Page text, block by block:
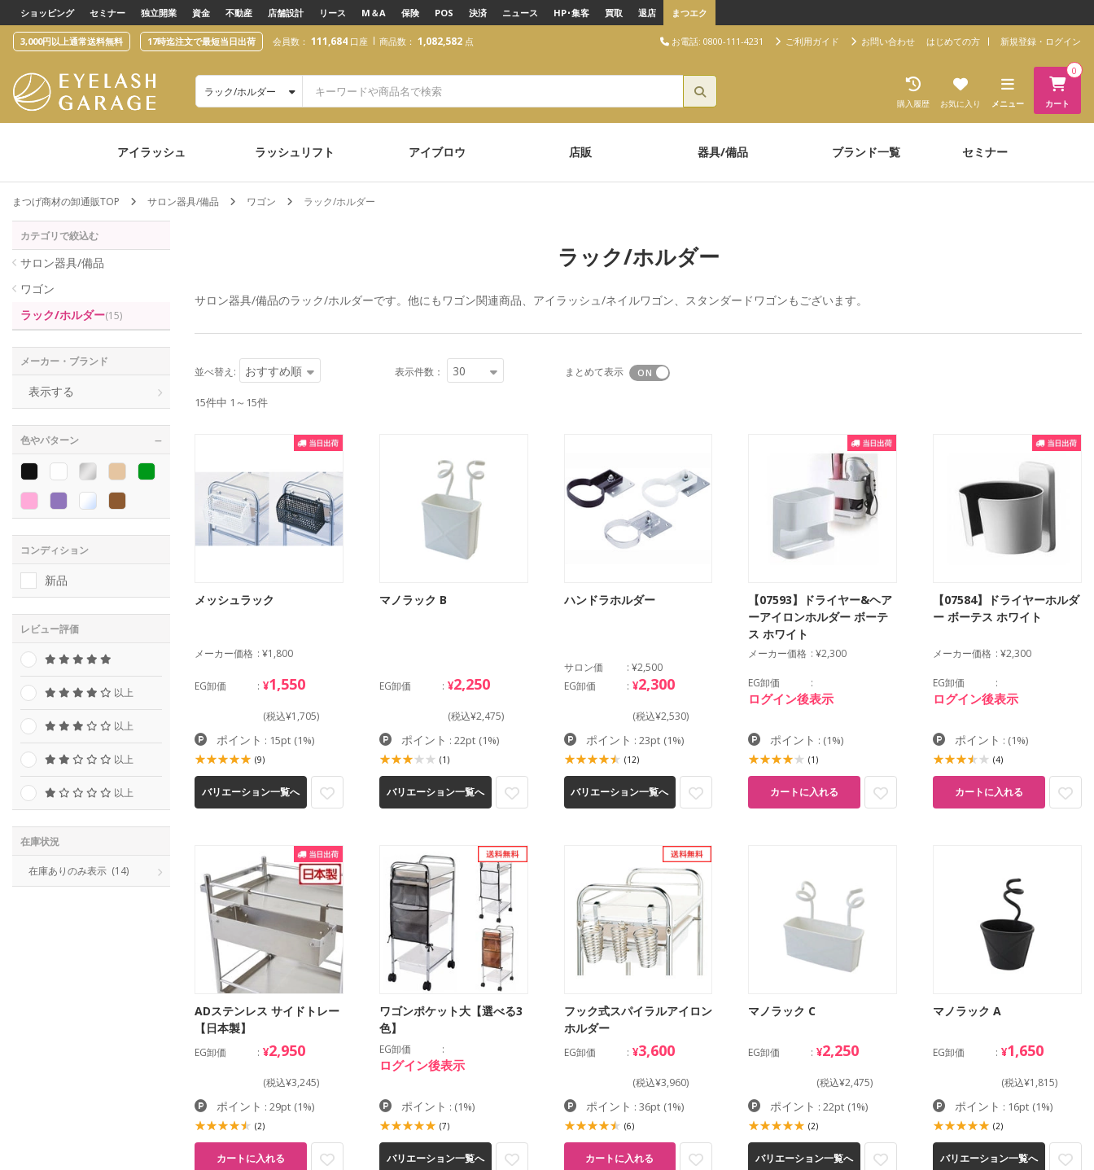
text.skipToContent
text.skipToNavigation
ショッピング セミナー 独立開業 資金 不動産 店舗設計 リース M＆A 保険 POS 決済 ニュース HP･集客 買取 退店 まつエク
3,000円以上通常送料無料 17時迄注文で最短当日出荷 会員数： 111,684 口座 商品数： 1,082,582 点 お電話: 0800-111-4231 ご利用ガイド お問い合わせ はじめての方 新規登録・ログイン
カート
0
メニュー
お気に入り
購入履歴
ラック/ホルダー
アイラッシュ ラッシュリフト アイブロウ 店販 器具/備品 ブランド一覧 セミナー
まつげ商材の卸通販TOP サロン器具/備品 ワゴン ラック/ホルダー
カテゴリで絞込む
サロン器具/備品
ワゴン
ラック/ホルダー(15)
メーカー・ブランド
表示する
色やパターン
コンディション
新品
レビュー評価
以上
以上
以上
以上
在庫状況
在庫ありのみ表示 (14)
ラック/ホルダー
サロン器具/備品のラック/ホルダーです。他にも ワゴン関連商品、 アイラッシュ/ネイルワゴン、 スタンダードワゴンもございます。
並べ替え: おすすめ順 表示件数： 30 まとめて表示
15件中 1～15件
メッシュラック
メーカー価格 ¥1,800
EG卸価 ¥1,550
(税込¥1,705)
ポイント : 15pt (1%)
(9)
バリエーション一覧へ
マノラック B
EG卸価 ¥2,250
(税込¥2,475)
ポイント : 22pt (1%)
(1)
バリエーション一覧へ
ハンドラホルダー
サロン価
¥2,500
EG卸価
¥2,300
(税込¥2,530)
ポイント : 23pt (1%)
(12)
バリエーション一覧へ
【07593】ドライヤー&ヘア
ーアイロンホルダー ボーテ
ス ホワイト
メーカー価格 ¥2,300
EG卸価
ログイン後表示
ポイント : (1%)
(1)
カートに入れる
【07584】ドライヤーホルダ
ー ボーテス ホワイト
メーカー価格 ¥2,300
EG卸価
ログイン後表示
ポイント : (1%)
(4)
カートに入れる
ADステンレス サイドトレー
【日本製】
EG卸価 ¥2,950
(税込¥3,245)
ポイント : 29pt (1%)
(2)
カートに入れる
ワゴンポケット大【選べる3
色】
EG卸価
ログイン後表示
ポイント : (1%)
(7)
バリエーション一覧へ
フック式スパイラルアイロン
ホルダー
EG卸価 ¥3,600
(税込¥3,960)
ポイント : 36pt (1%)
(6)
カートに入れる
マノラック C
EG卸価 ¥2,250
(税込¥2,475)
ポイント : 22pt (1%)
(2)
バリエーション一覧へ
マノラック A
EG卸価 ¥1,650
(税込¥1,815)
ポイント : 16pt (1%)
(2)
バリエーション一覧へ